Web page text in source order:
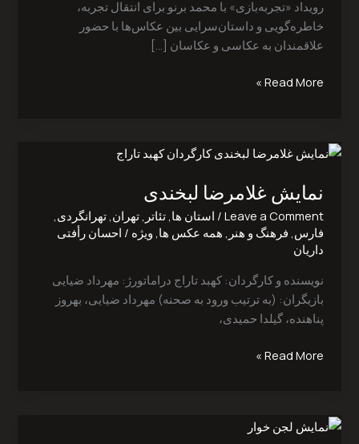
رویداد «تجربه‌بازی» با محمد برنو برای انتقال تجربه،
خاطره‌گویی و داستان‌سرایی بین عکاس‌ها با حضور
علاقمندان به عکاسی و عکاسان […]
Read More »
نمایش غلامرضا لبخندی
Leave a Comment
/ استان ها,تئاتر ,تهران,تهرانگردی,
فارس, فرهنگ و هنر , همه عکس ها, ویژه / احسان رأفتی
داریان
نویسنده و کارگردان: کهبد ‌تاراج دراماتورژ: مهرداد ضیایی
بازیگران: (به ترتیب ورود به صحنه) مهرداد ضیایی، بهروز
‌پناهنده، گیلدا ‌حمیدی،
نمایش
لبخندی
Read More »
نمایش